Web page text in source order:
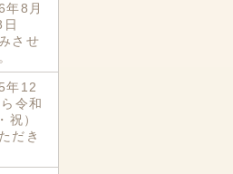
年8月
させ
年12
令和
祝）
だき